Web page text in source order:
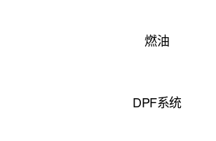
燃油
DPF系统